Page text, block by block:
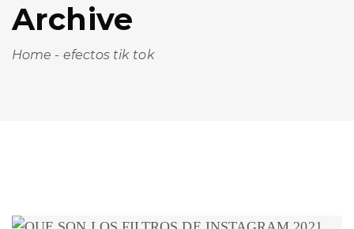
Archive
Home - efectos tik tok